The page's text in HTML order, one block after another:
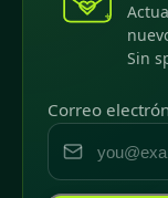
Sin
Correo